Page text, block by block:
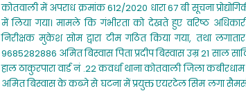
कोतवाली में अपराध क्रमांक 612/2020 धारा 67 बी सूचना
में लिया गया। मामले कि गंभीरता को देखते हुए वरिष्ठ
निरीक्षक मुकेश सोम द्वारा टीम गठित किया गया, तथा
9685282886 अमित बिस्वास पिता प्रदीप बिस्वास उम्र 21 साल
हाल ठाकुरपारा वार्ड नं .22 कवर्धा थाना कोतवाली जिला
अमित बिस्वास के कब्जे से घटना में प्रयुक्त एयरटेल सिम लगा